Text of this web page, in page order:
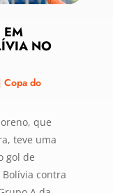
EM
NO
Copa do
que
teve uma
gol de
contra